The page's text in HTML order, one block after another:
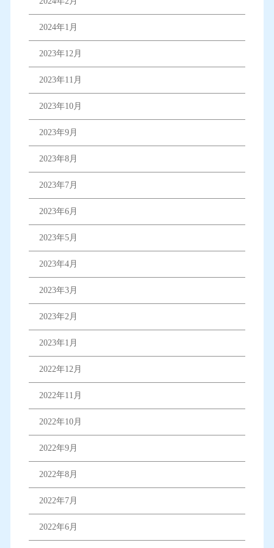
2024年1月
2023年12月
2023年11月
2023年10月
2023年9月
2023年8月
2023年7月
2023年6月
2023年5月
2023年4月
2023年3月
2023年2月
2023年1月
2022年12月
2022年11月
2022年10月
2022年9月
2022年8月
2022年7月
2022年6月